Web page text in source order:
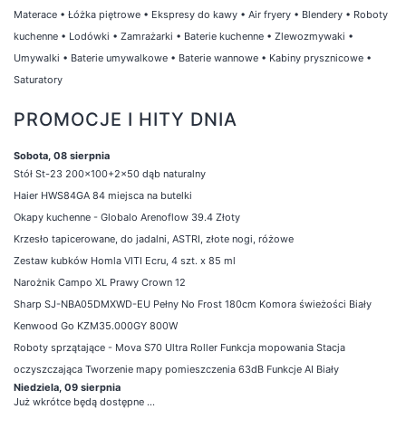
Materace • Łóżka piętrowe • Ekspresy do kawy • Air fryery • Blendery • Roboty
kuchenne • Lodówki • Zamrażarki • Baterie kuchenne • Zlewozmywaki •
Umywalki • Baterie umywalkowe • Baterie wannowe • Kabiny prysznicowe •
Saturatory
PROMOCJE I HITY DNIA
Sobota, 08 sierpnia
Stół St-23 200x100+2x50 dąb naturalny
Haier HWS84GA 84 miejsca na butelki
Okapy kuchenne - Globalo Arenoflow 39.4 Złoty
Krzesło tapicerowane, do jadalni, ASTRI, złote nogi, różowe
Zestaw kubków Homla VITI Ecru, 4 szt. x 85 ml
Narożnik Campo XL Prawy Crown 12
Sharp SJ-NBA05DMXWD-EU Pełny No Frost 180cm Komora świeżości Biały
Kenwood Go KZM35.000GY 800W
Roboty sprzątające - Mova S70 Ultra Roller Funkcja mopowania Stacja
oczyszczająca Tworzenie mapy pomieszczenia 63dB Funkcje AI Biały
Niedziela, 09 sierpnia
Już wkrótce będą dostępne ...